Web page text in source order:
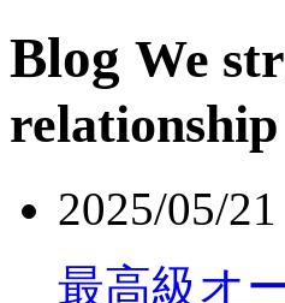
Blog We
2025/05/21
最高級オ